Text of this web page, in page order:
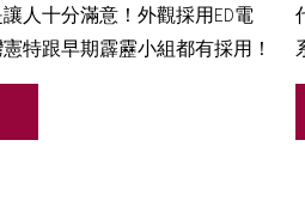
人十分滿意！外觀採用ED電
特跟早期霹靂小組都有採用！